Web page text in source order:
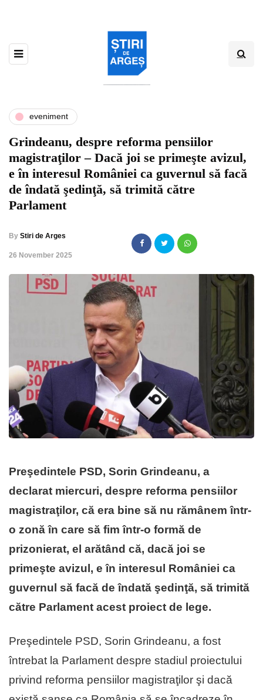
eveniment
Grindeanu, despre reforma pensiilor
magistraţilor – Dacă joi se primeşte avizul,
e în interesul României ca guvernul să facă
de îndată şedinţă, să trimită către
Parlament
By Stiri de Arges
,26 November 2025
Preşedintele PSD, Sorin Grindeanu, a
declarat miercuri, despre reforma pensiilor
magistraţilor, că era bine să nu rămânem într-
o zonă în care să fim într-o formă de
prizonierat, el arătând că, dacă joi se
primeşte avizul, e în interesul României ca
guvernul să facă de îndată şedinţă, să trimită
către Parlament acest proiect de lege.
Preşedintele PSD, Sorin Grindeanu, a fost
întrebat la Parlament despre stadiul proiectului
privind reforma pensiilor magistraţilor şi dacă